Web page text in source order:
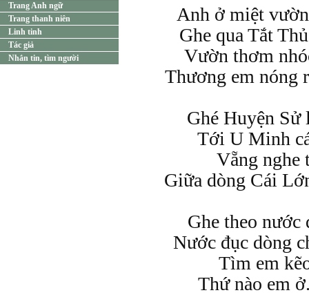
Trang Anh ngữ
Trang thanh niên
Linh tinh
Tác giả
Nhắn tin, tìm người
Anh ở miệt
Ghe qua Tắt
Vườn thơm
Thương em nóng
Ghé Huyện
Tới U Minh
Vẵng nghe
Giữa dòng Cái
Ghe theo nước
Nước đục dòng
Tìm em
Thứ nào em